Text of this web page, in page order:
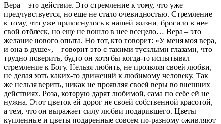
Вера – это действие. Это стремление к тому, что уже
предчувствуется, но еще не стало очевидностью. Стремление
к тому, что уже прикоснулось к нашей жизни, бросило в нее
свой отблеск, но еще не вошло в нее всецело… Вера – это
желание нового опыта. Но тот, кто говорит: «У меня моя вера,
и она в душе», – говорит это с такими тусклыми глазами, что
трудно поверить, будто он хотя бы когда-то испытывал
стремление к Богу. Нельзя любить, не проявляя своей любви,
не делая хоть каких-то движений к любимому человеку. Так
же нельзя верить, никак не проявляя своей веры во внешних
действиях. Роза, которую дарят любимой, сама по себе ей не
нужна. Этот цветок ей дорог не своей собственной красотой,
а тем, что он выражает силу любви подарившего. Цветы
купленные и цветы подаренные совсем по-разному оживляют